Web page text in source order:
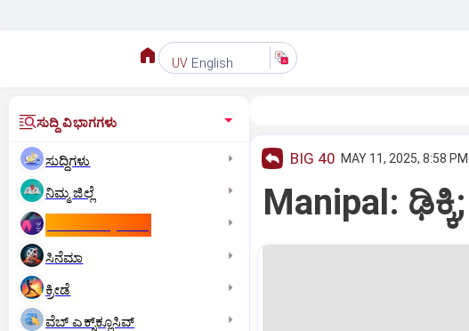
UV English
ಸುದ್ದಿ ವಿಭಾಗಗಳು
ಸುದ್ದಿಗಳು
ನಿಮ್ಮ ಜಿಲ್ಲೆ
ಸಿನೆಮಾ
ಕ್ರೀಡೆ
ವೆಬ್ ಎಕ್ಸ್‌ಕ್ಲೂಸಿವ್
BIG 40 MAY 11, 2025, 8:58
Manipal: